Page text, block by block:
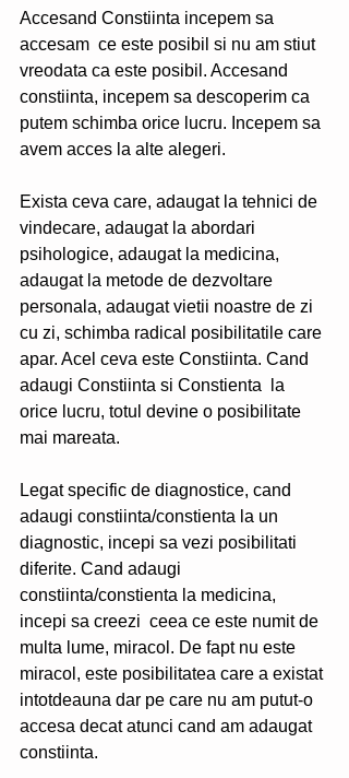
Accesand Constiinta incepem sa
accesam  ce este posibil si nu am stiut
vreodata ca este posibil. Accesand
constiinta, incepem sa descoperim ca
putem schimba orice lucru. Incepem sa
avem acces la alte alegeri.
Exista ceva care, adaugat la tehnici de
vindecare, adaugat la abordari
psihologice, adaugat la medicina,
adaugat la metode de dezvoltare
personala, adaugat vietii noastre de zi
cu zi, schimba radical posibilitatile care
apar. Acel ceva este Constiinta. Cand
adaugi Constiinta si Constienta  la
orice lucru, totul devine o posibilitate
mai mareata.
Legat specific de diagnostice, cand
adaugi constiinta/constienta la un
diagnostic, incepi sa vezi posibilitati
diferite. Cand adaugi
constiinta/constienta la medicina,
incepi sa creezi  ceea ce este numit de
multa lume, miracol. De fapt nu este
miracol, este posibilitatea care a existat
intotdeauna dar pe care nu am putut-o
accesa decat atunci cand am adaugat
constiinta.